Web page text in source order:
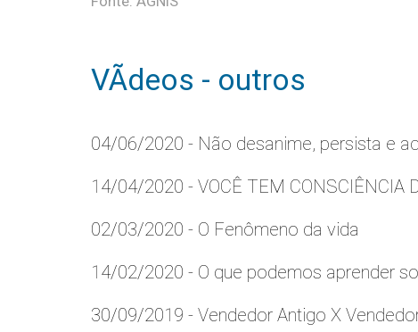
VÃ­deos - outros
04/06/2020 - Não desanime, persista e
14/04/2020 - VOCÊ TEM CONSCIÊNCIA
02/03/2020 - O Fenômeno da vida
14/02/2020 - O que podemos aprender
30/09/2019 - Vendedor Antigo X